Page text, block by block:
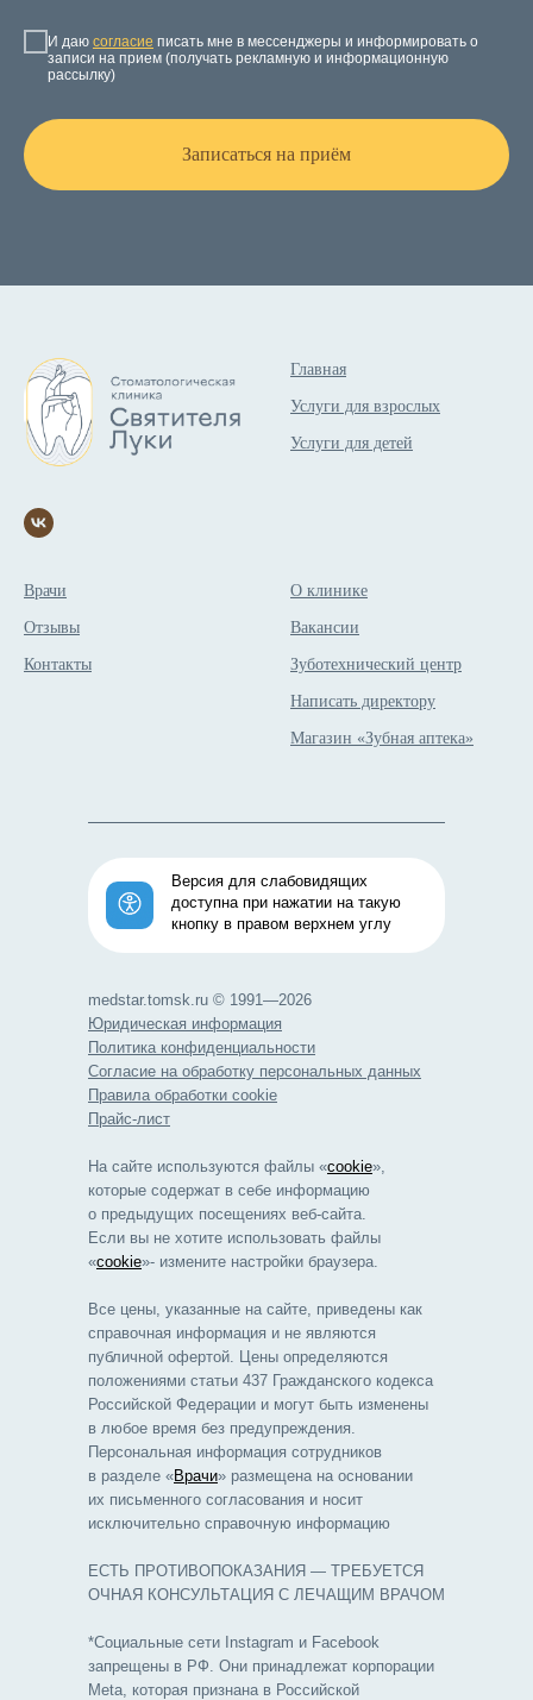
И даю согласие писать мне в мессенджеры и информировать о
записи на прием (получать рекламную и информационную
рассылку)
Записаться на приём
Главная
Услуги для взрослых
Услуги для детей
Врачи
Отзывы
Контакты
О клинике
Вакансии
Зуботехнический центр
Написать директору
Магазин «Зубная аптека»
medstar.tomsk.ru © 1991—2026
Юридическая информация
Политика конфиденциальности
Согласие на обработку персональных данных
Правила обработки cookie
Прайс-лист
На сайте используются файлы «cookie»,
которые содержат в себе информацию
о предыдущих посещениях веб-сайта.
Если вы не хотите использовать файлы
«cookie»- измените настройки браузера.
Все цены, указанные на сайте, приведены как
справочная информация и не являются
публичной офертой. Цены определяются
положениями статьи 437 Гражданского кодекса
Российской Федерации и могут быть изменены
в любое время без предупреждения.
Персональная информация сотрудников
в разделе «Врачи» размещена на основании
их письменного согласования и носит
исключительно справочную информацию
ЕСТЬ ПРОТИВОПОКАЗАНИЯ — ТРЕБУЕТСЯ
ОЧНАЯ КОНСУЛЬТАЦИЯ С ЛЕЧАЩИМ ВРАЧОМ
*Социальные сети Instagram и Facebook
запрещены в РФ. Они принадлежат корпорации
Meta, которая признана в Российской
Версия для слабовидящих
доступна при нажатии на такую
кнопку в правом верхнем углу